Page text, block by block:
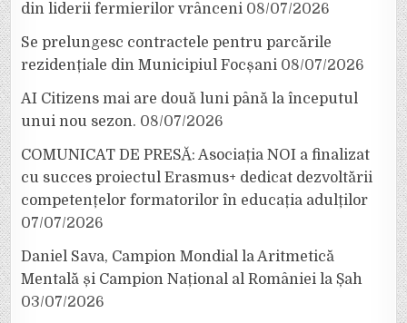
din liderii fermierilor vrânceni 08/07/2026
Se prelungesc contractele pentru parcările
rezidențiale din Municipiul Focșani 08/07/2026
AI Citizens mai are două luni până la începutul
unui nou sezon. 08/07/2026
COMUNICAT DE PRESĂ: Asociația NOI a finalizat
cu succes proiectul Erasmus+ dedicat dezvoltării
competențelor formatorilor în educația adulților
07/07/2026
Daniel Sava, Campion Mondial la Aritmetică
Mentală și Campion Național al României la Șah
03/07/2026